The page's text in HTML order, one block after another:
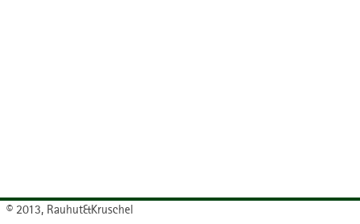
© 2013, Rauhut&Kruschel